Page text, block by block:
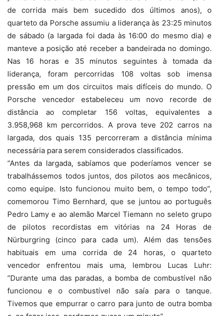
de corrida mais bem sucedido dos últimos anos), o
quarteto da Porsche assumiu a liderança às 23:25 minutos
de sábado (a largada foi dada às 16:00 do mesmo dia) e
manteve a posição até receber a bandeirada no domingo.
Nas 16 horas e 35 minutos seguintes à tomada da
liderança, foram percorridas 108 voltas sob imensa
pressão em um dos circuitos mais difíceis do mundo. O
Porsche vencedor estabeleceu um novo recorde de
distância ao completar 156 voltas, equivalentes a
3.958,968 km percorridos. A prova teve 202 carros na
largada, dos quais 135 percorreram a distância mínima
necessária para serem considerados classificados.
“Antes da largada, sabíamos que poderíamos vencer se
trabalhássemos todos juntos, dos pilotos aos mecânicos,
como equipe. Isto funcionou muito bem, o tempo todo”,
comemorou Timo Bernhard, que se juntou ao português
Pedro Lamy e ao alemão Marcel Tiemann no seleto grupo
de pilotos recordistas em vitórias na 24 Horas de
Nürburgring (cinco para cada um). Além das tensões
habituais em uma corrida de 24 horas, o quarteto
vencedor enfrentou mais uma, lembrou Lucas Luhr:
“Durante uma das paradas, a bomba de combustível não
funcionou e o combustível não saía para o tanque.
Tivemos que empurrar o carro para junto de outra bomba